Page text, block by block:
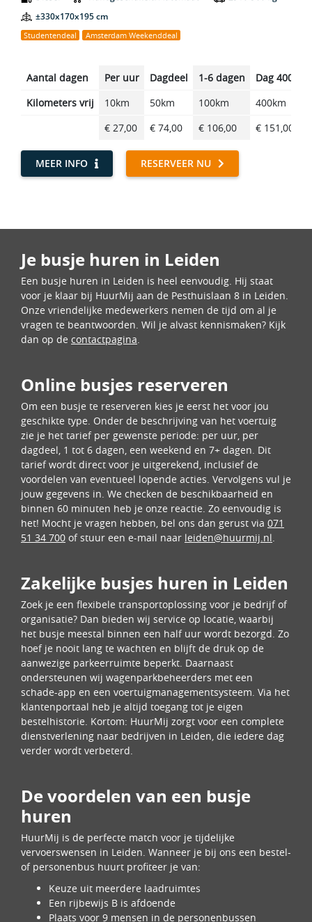
±330x170x195 cm
Studentendeal Amsterdam Weekenddeal
Aantal dagen Per uur Dagdeel 1-6 dagen
Dag 400km
Kilometers vrij
10km 50km 100km
400km
€ 27,00
€ 74,00 € 106,00 € 151,00
MEER INFO RESERVEER NU
Je busje huren in Leiden
Een busje huren in Leiden is heel eenvoudig. Hij staat
voor je klaar bij HuurMij aan de Pesthuislaan 8 in Leiden.
Onze vriendelijke medewerkers nemen de tijd om al je
vragen te beantwoorden. Wil je alvast kennismaken? Kijk
dan op de contactpagina
Online busjes reserveren
Om een busje te reserveren kies je eerst het voor jou
geschikte type. Onder de beschrijving van het voertuig
zie je het tarief per gewenste periode: per uur, per
dagdeel, 1 tot 6 dagen, een weekend en 7+ dagen. Dit
tarief wordt direct voor je uitgerekend, inclusief de
voordelen van eventueel lopende acties. Vervolgens vul je
jouw gegevens in. We checken de beschikbaarheid en
binnen 60 minuten heb je onze reactie. Zo eenvoudig is
het! Mocht je vragen hebben, bel ons dan gerust via 071
51 34 700 of stuur een e-mail naar leiden@huurmij.nl
Zakelijke busjes huren in Leiden
Zoek je een flexibele transportoplossing voor je bedrijf of
organisatie? Dan bieden wij service op locatie, waarbij
het busje meestal binnen een half uur wordt bezorgd. Zo
hoef je nooit lang te wachten en blijft de druk op de
aanwezige parkeerruimte beperkt. Daarnaast
ondersteunen wij wagenparkbeheerders met een
schade-app en een voertuigmanagementsysteem. Via het
klantenportaal heb je altijd toegang tot je eigen
bestelhistorie. Kortom: HuurMij zorgt voor een complete
dienstverlening naar bedrijven in Leiden, die iedere dag
verder wordt verbeterd.
De voordelen van een busje
huren
HuurMij is de perfecte match voor je tijdelijke
vervoerswensen in Leiden. Wanneer je bij ons een bestel-
of personenbus huurt profiteer je van:
Keuze uit meerdere laadruimtes
Een rijbewijs B is afdoende
Plaats voor 9 mensen in de personenbussen